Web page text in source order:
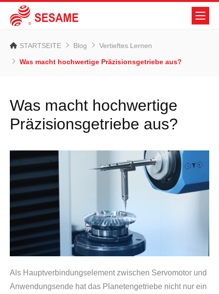
STARTSEITE Blog Vertieftes Lernen
Was macht hochwertige Präzisionsgetriebe aus?
Was macht hochwertige
Präzisionsgetriebe aus?
Als Hauptverbindungselement zwischen Servomotor und
Anwendungsende hat das Planetengetriebe nicht nur ein